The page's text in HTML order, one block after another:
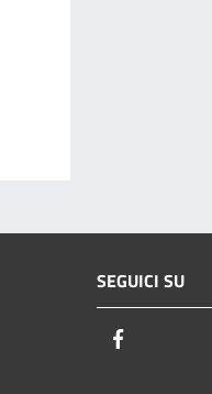
SEGUICI SU